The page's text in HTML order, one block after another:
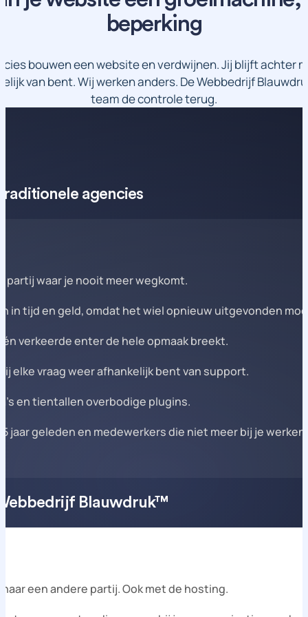
beperking
bouwen een website en verdwijnen. Jij blijft achter
van bent. Wij werken anders. De Webbedrijf
team de controle terug.
agencies
waar je nooit meer wegkomt.
in tijd en geld, omdat het wiel opnieuw uitgevonden
verkeerde enter de hele opmaak breekt.
elke vraag weer afhankelijk bent van support.
en tientallen overbodige plugins.
jaar geleden en medewerkers die niet meer bij je werken
Blauwdruk™
een andere partij. Ook met de hosting.